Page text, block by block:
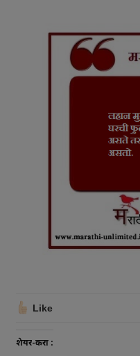
Like
शेयर-करा :